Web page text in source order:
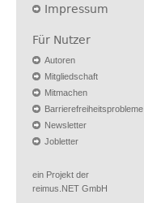
Impressum
Für Nutzer
Autoren
Mitgliedschaft
Mitmachen
Barrierefreiheitsprobleme
Newsletter
Jobletter
ein Projekt der
reimus.NET GmbH